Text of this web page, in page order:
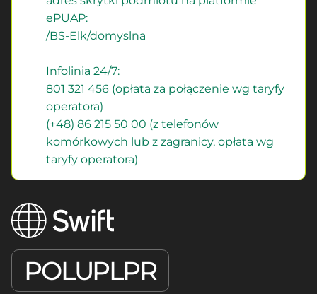
ePUAP:
/BS-Elk/domyslna
Infolinia 24/7:
801 321 456 (opłata za połączenie wg taryfy
operatora)
(+48) 86 215 50 00 (z telefonów
komórkowych lub z zagranicy, opłata wg
taryfy operatora)
POLUPLPR